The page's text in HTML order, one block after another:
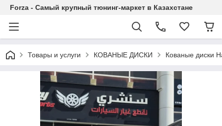
Forza - Самый крупный тюнинг-маркет в Казахстане
Товары и услуги КОВАНЫЕ ДИСКИ Кованые диски